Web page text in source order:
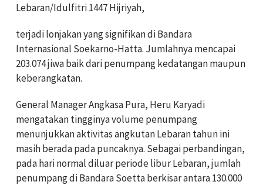
Lebaran/Idulfitri 1447 Hijriyah,
terjadi lonjakan yang signifikan di Bandara
Internasional Soekarno-Hatta. Jumlahnya mencapai
203.074 jiwa baik dari penumpang kedatangan maupun
keberangkatan.
General Manager Angkasa Pura, Heru Karyadi
mengatakan tingginya volume penumpang
menunjukkan aktivitas angkutan Lebaran tahun ini
masih berada pada puncaknya. Sebagai perbandingan,
pada hari normal diluar periode libur Lebaran, jumlah
penumpang di Bandara Soetta berkisar antara 130.000